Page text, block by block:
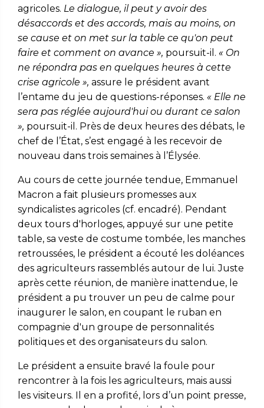
agricoles. Le dialogue, il peut y avoir des
désaccords et des accords, mais au moins, on
se cause et on met sur la table ce qu'on peut
faire et comment on avance », poursuit-il. « On
ne répondra pas en quelques heures à cette
crise agricole », assure le président avant
l’entame du jeu de questions-réponses. « Elle ne
sera pas réglée aujourd'hui ou durant ce salon
», poursuit-il. Près de deux heures des débats, le
chef de l’État, s’est engagé à les recevoir de
nouveau dans trois semaines à l’Élysée.
Au cours de cette journée tendue, Emmanuel
Macron a fait plusieurs promesses aux
syndicalistes agricoles (cf. encadré). Pendant
deux tours d'horloges, appuyé sur une petite
table, sa veste de costume tombée, les manches
retroussées, le président a écouté les doléances
des agriculteurs rassemblés autour de lui. Juste
après cette réunion, de manière inattendue, le
président a pu trouver un peu de calme pour
inaugurer le salon, en coupant le ruban en
compagnie d'un groupe de personnalités
politiques et des organisateurs du salon.
Le président a ensuite bravé la foule pour
rencontrer à la fois les agriculteurs, mais aussi
les visiteurs. Il en a profité, lors d’un point presse,